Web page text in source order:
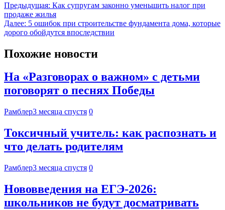
Предыдущая: Как супругам законно уменьшить налог при
продаже жилья
Далее: 5 ошибок при строительстве фундамента дома, которые
дорого обойдутся впоследствии
Похожие новости
На «Разговорах о важном» с детьми
поговорят о песнях Победы
Рамблер3 месяца спустя 0
Токсичный учитель: как распознать и
что делать родителям
Рамблер3 месяца спустя 0
Нововведения на ЕГЭ-2026:
школьников не будут досматривать